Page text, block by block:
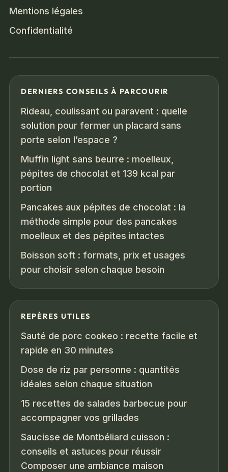
Mentions légales
Confidentialité
DERNIERS CONSEILS À PARCOURIR
Rideau, coulissant ou paravent : quelle
solution pour fermer un placard sans
porte selon l’espace ?
Muffin light sans beurre : moelleux,
pépites de chocolat et 139 kcal par
portion
Pancakes aux pépites de chocolat : la
méthode simple pour des pancakes
moelleux et des pépites intactes
Boisson soft : formats, prix et usages
pour choisir selon chaque besoin
REPÈRES UTILES
Sauté de porc cookeo : recette facile et
rapide en 30 minutes
Dose de riz par personne : quantités
idéales selon chaque situation
15 recettes de salades barbecue pour
accompagner vos grillades
Saucisse de Montbéliard cuisson :
conseils et astuces pour réussir
Composer une ambiance maison